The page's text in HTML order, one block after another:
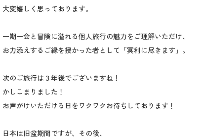
大変嬉しく思っております。
一期一会と冒険に溢れる個人旅行の魅力をご理解いただけ、
お力添えするご縁を授かった者として「冥利に尽きます」。
次のご旅行は３年後でございますね！
かしこまりました！
お声がけいただける日をワクワクお待ちしております！
日本は旧盆期間ですが、その後、